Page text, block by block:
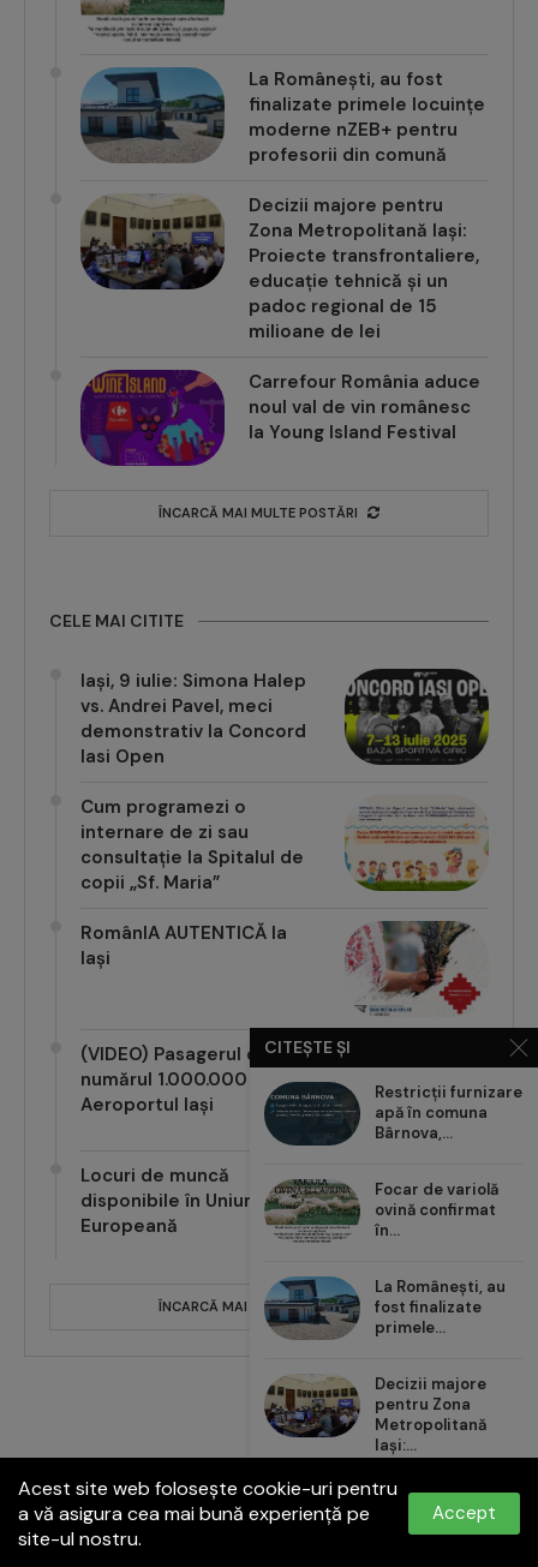
La Românești, au fost
finalizate primele locuințe
moderne nZEB+ pentru
profesorii din comună
Decizii majore pentru
Zona Metropolitană Iași:
Proiecte transfrontaliere,
educație tehnică și un
padoc regional de 15
milioane de lei
Carrefour România aduce
noul val de vin românesc
la Young Island Festival
ÎNCARCĂ MAI MULTE POSTĂRI
CELE MAI CITITE
Iași, 9 iulie: Simona Halep
vs. Andrei Pavel, meci
demonstrativ la Concord
Iasi Open
Cum programezi o
internare de zi sau
consultație la Spitalul de
copii „Sf. Maria”
RomânIA AUTENTICĂ la
Iași
(VIDEO) Pasagerul cu
numărul 1.000.000 pe
Aeroportul Iași
Locuri de muncă
disponibile în Uniunea
Europeană
ÎNCARCĂ MAI MULTE POSTĂRI
Acest site web folosește cookie-uri pentru
a vă asigura cea mai bună experiență pe
site-ul nostru.
Accept
CITEȘTE ȘI
Restricții furnizare
apă în comuna
Bârnova,...
Focar de variolă
ovină confirmat
în...
La Românești, au
fost finalizate
primele...
Decizii majore
pentru Zona
Metropolitană
Iași:...
Carrefour România
aduce noul val de...